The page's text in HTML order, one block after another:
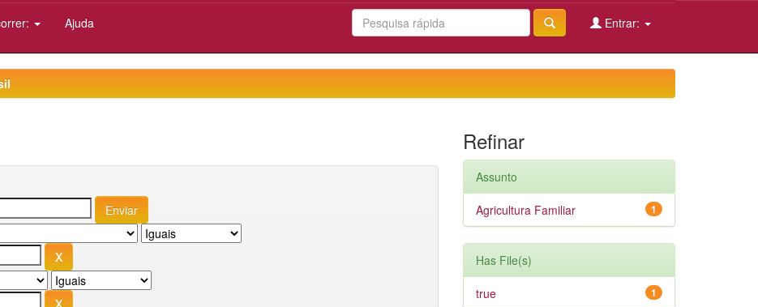
Ajuda Entrar:
Refinar
Assunto
1
Agricultura Familiar
Has File(s)
1
true